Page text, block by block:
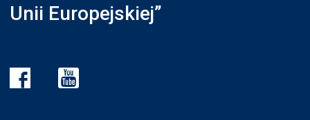
Unii Europejskiej”